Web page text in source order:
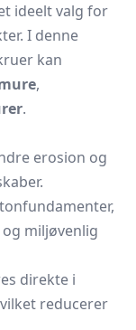
ideelt valg for
I denne
kan
,
.
erosion og
miljøvenlig
direkte i
reducerer